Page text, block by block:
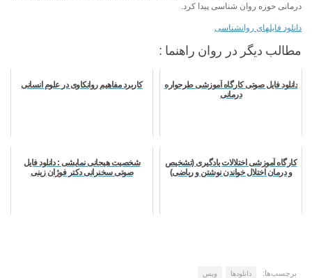
درمانی حوزه روان شناسی پیدا کرد.
دانلود فایلهای روانشناسی
مطالب دیگر در روان راهنما :
دانلود فایل صوتی کارگاه آموزشی طرحواره
درمانی
کاربرد مفاهیم روانکاوی در علوم انسانی
کارگاه آموزشی اختلالات یادگیری (تشخیص
و درمان اختلال خواندن نوشتن و ریاضی)
شخصیت هیجانی نمایشی : دانلود فایل
صوتی سخنرانی دکتر فوژان زینی
برچسب‌ها: دانلودها ویس